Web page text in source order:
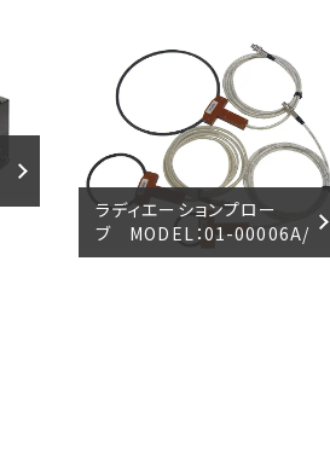
ラディエーションプロー
ブ MODEL：01-00006A/
7A/8A/9A/10A/31A/50A